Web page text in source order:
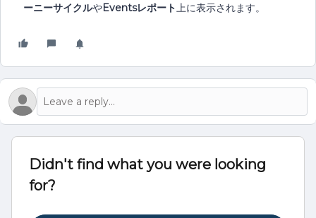
ーニーサイクルやEventsレポート上に表示されます。
Didn't find what you were looking
for?